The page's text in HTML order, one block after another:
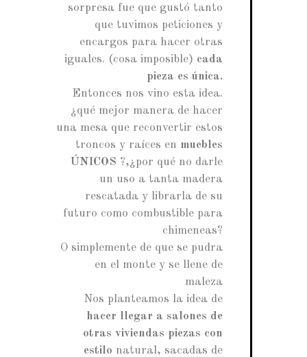
sorpresa fue que gustó tanto
que tuvimos peticiones y
encargos para hacer otras
iguales. (cosa imposible) cada
pieza es única.
Entonces nos vino esta idea.
¿qué mejor manera de hacer
una mesa que reconvertir estos
troncos y raíces en muebles
ÚNICOS ?,¿por qué no darle
un uso a tanta madera
rescatada y librarla de su
futuro como combustible para
chimeneas?
O simplemente de que se pudra
en el monte y se llene de
maleza
Nos planteamos la idea de
hacer llegar a salones de
otras viviendas piezas con
estilo natural, sacadas de